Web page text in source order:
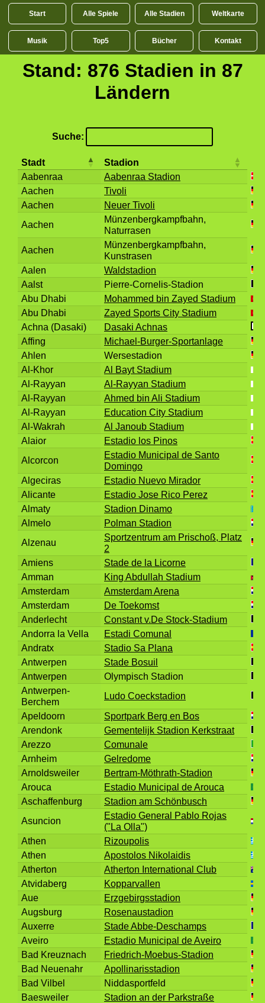
Start Alle Spiele Alle Stadien Weltkarte
Musik Top5 Bücher Kontakt
Stand: 876 Stadien in 87
Ländern
Suche:
Stadt
Stadion
Aabenraa
Aabenraa Stadion
Aachen
Tivoli
Aachen
Neuer Tivoli
Aachen
Münzenbergkampfbahn,
Naturrasen
Aachen
Münzenbergkampfbahn,
Kunstrasen
Aalen
Waldstadion
Aalst
Pierre-Cornelis-Stadion
Abu Dhabi
Mohammed bin Zayed Stadium
Abu Dhabi
Zayed Sports City Stadium
Achna (Dasaki)
Dasaki Achnas
Affing
Michael-Burger-Sportanlage
Ahlen
Wersestadion
Al-Khor
Al Bayt Stadium
Al-Rayyan
Al-Rayyan Stadium
Al-Rayyan
Ahmed bin Ali Stadium
Al-Rayyan
Education City Stadium
Al-Wakrah
Al Janoub Stadium
Alaior
Estadio los Pinos
Alcorcon
Estadio Municipal de Santo
Domingo
Algeciras
Estadio Nuevo Mirador
Alicante
Estadio Jose Rico Perez
Almaty
Stadion Dinamo
Almelo
Polman Stadion
Alzenau
Sportzentrum am Prischoß, Platz
2
Amiens
Stade de la Licorne
Amman
King Abdullah Stadium
Amsterdam
Amsterdam Arena
Amsterdam
De Toekomst
Anderlecht
Constant v.De Stock-Stadium
Andorra la Vella
Estadi Comunal
Andratx
Stadio Sa Plana
Antwerpen
Stade Bosuil
Antwerpen
Olympisch Stadion
Antwerpen-
Berchem
Ludo Coeckstadion
Apeldoorn
Sportpark Berg en Bos
Arendonk
Gementelijk Stadion Kerkstraat
Arezzo
Comunale
Arnheim
Gelredome
Arnoldsweiler
Bertram-Möthrath-Stadion
Arouca
Estadio Municipal de Arouca
Aschaffenburg
Stadion am Schönbusch
Asuncion
Estadio General Pablo Rojas
("La Olla")
Athen
Rizoupolis
Athen
Apostolos Nikolaidis
Atherton
Atherton International Club
Atvidaberg
Kopparvallen
Aue
Erzgebirgsstadion
Augsburg
Rosenaustadion
Auxerre
Stade Abbe-Deschamps
Aveiro
Estadio Municipal de Aveiro
Bad Kreuznach
Friedrich-Moebus-Stadion
Bad Neuenahr
Apollinarisstadion
Bad Vilbel
Niddasportfeld
Baesweiler
Stadion an der Parkstraße